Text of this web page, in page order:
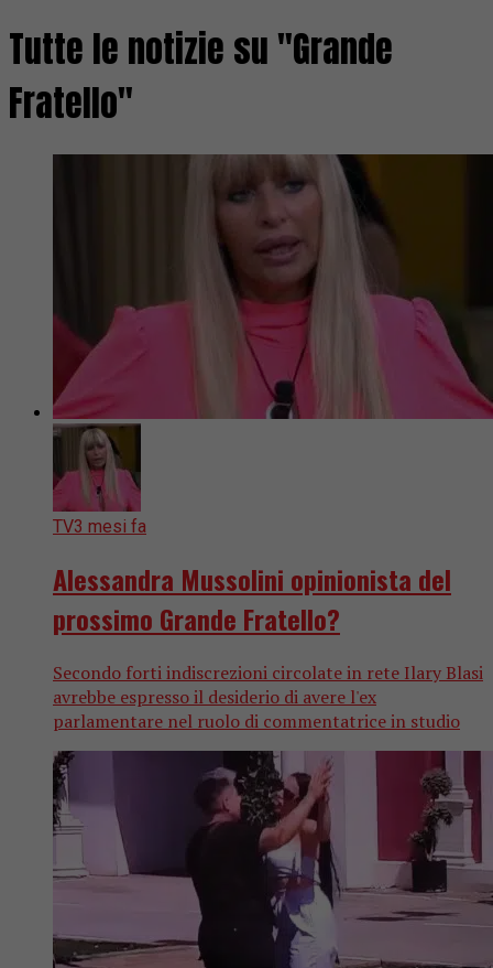
Tutte le notizie su "Grande
Fratello"
TV3 mesi fa
Alessandra Mussolini opinionista del
prossimo Grande Fratello?
Secondo forti indiscrezioni circolate in rete Ilary Blasi
avrebbe espresso il desiderio di avere l'ex
parlamentare nel ruolo di commentatrice in studio